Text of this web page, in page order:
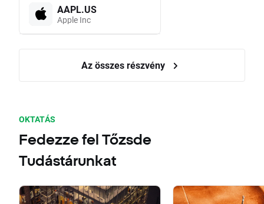
AAPL.US
Apple Inc
Az összes részvény
OKTATÁS
Fedezze fel Tőzsde
Tudástárunkat